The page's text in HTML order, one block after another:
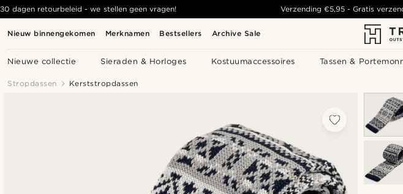
Nieuw binnengekomen Merknamen Bestsellers Archive Sale
Nieuwe collectie Sieraden & Horloges Kostuumaccessoires Tassen &
30 dagen retourbeleid - we stellen geen vragen! Verzending €5,95- Gratis
Stropdassen Kerststropdassen